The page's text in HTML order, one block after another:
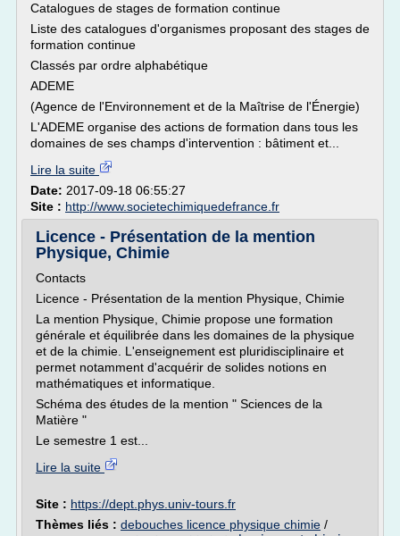
Catalogues de stages de formation continue
Liste des catalogues d'organismes proposant des stages de
formation continue
Classés par ordre alphabétique
ADEME
(Agence de l'Environnement et de la Maîtrise de l'Énergie)
L'ADEME organise des actions de formation dans tous les
domaines de ses champs d'intervention : bâtiment et...
Lire la suite
Date: 2017-09-18 06:55:27
Site : http://www.societechimiquedefrance.fr
Licence - Présentation de la mention
Physique, Chimie
Contacts
Licence - Présentation de la mention Physique, Chimie
La mention Physique, Chimie propose une formation
générale et équilibrée dans les domaines de la physique
et de la chimie. L'enseignement est pluridisciplinaire et
permet notamment d'acquérir de solides notions en
mathématiques et informatique.
Schéma des études de la mention " Sciences de la
Matière "
Le semestre 1 est...
Lire la suite
Site : https://dept.phys.univ-tours.fr
Thèmes liés : debouches licence physique chimie /